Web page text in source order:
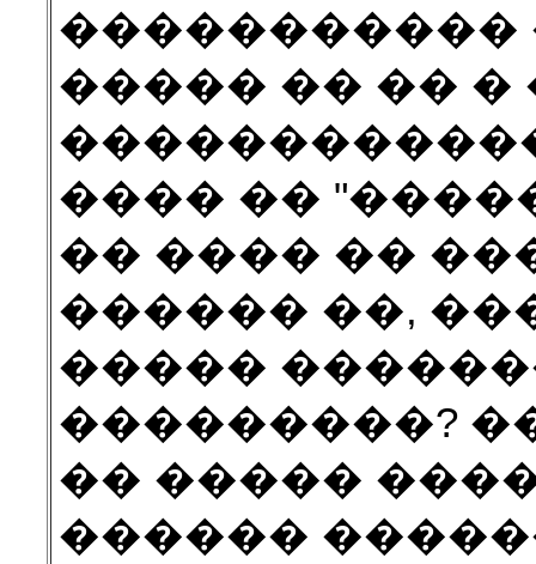
�����������
����� �� �� �
���� ��
�� ���� ��
������ ��,
�����
���������?
�� �����
������